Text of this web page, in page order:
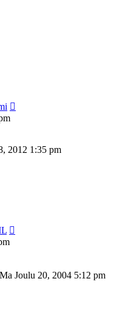
2012 1:35 pm
Ma Joulu 20, 2004 5:12 pm